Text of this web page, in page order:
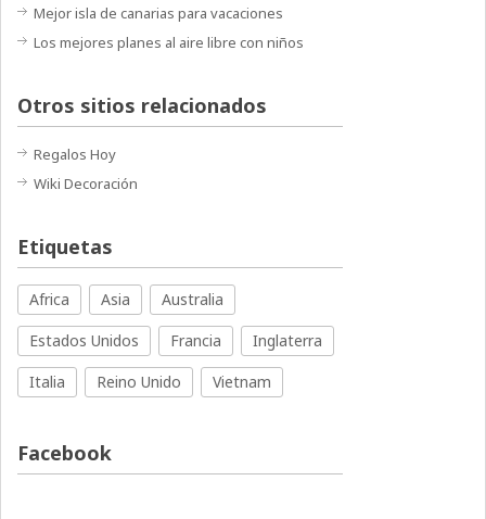
Mejor isla de canarias para vacaciones
Los mejores planes al aire libre con niños
Otros sitios relacionados
Regalos Hoy
Wiki Decoración
Etiquetas
Africa Asia
Australia
Estados Unidos
Francia
Inglaterra
Italia
Reino Unido Vietnam
Facebook